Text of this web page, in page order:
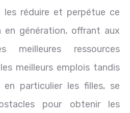
les réduire et perpétue ce
génération, offrant aux
meilleures ressources
meilleurs emplois tandis
particulier les filles, se
pour obtenir les